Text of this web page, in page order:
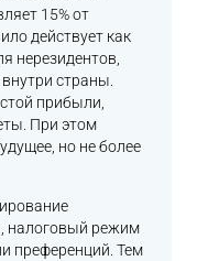
15% от
действует как
нерезидентов,
страны.
прибыли,
При этом
но не более
налоговый режим
преференций. Тем